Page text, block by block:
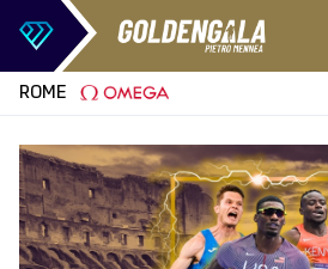
Skip to content
ROME